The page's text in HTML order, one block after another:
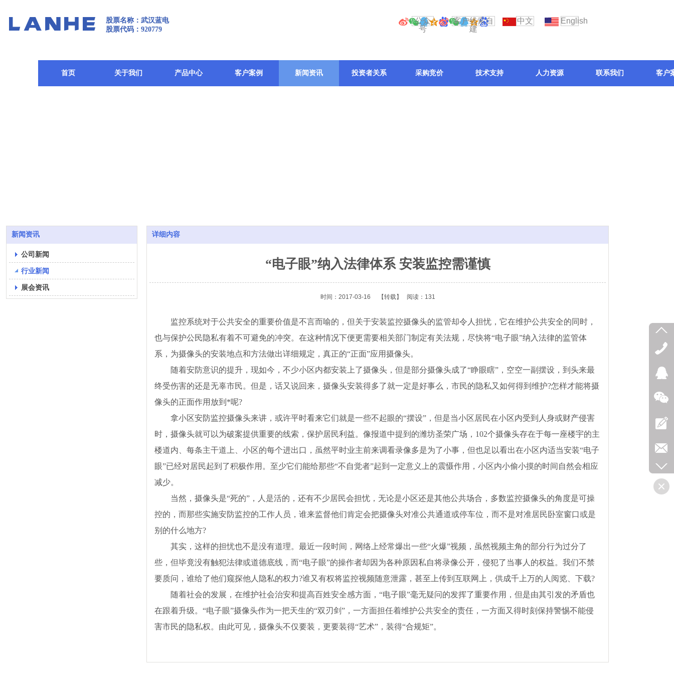
中文 English
股票名称：武汉蓝电
股票代码：920779
公众
号
客户线索自
建
首页 关于我们 产品中心 客户案例 新闻资讯 投资者关系 采购竞价 技术支持 人力资源 联系我们 客户
新闻资讯
公司新闻
行业新闻
展会资讯
详细内容
“电子眼”纳入法律体系 安装监控需谨慎
时间：2017-03-16 【转载】 阅读：131
监控系统对于公共安全的重要价值是不言而喻的，但关于安装监控摄像头的监管却令人担忧，它在维护公共安全的同时，
也与保护公民隐私有着不可避免的冲突。在这种情况下便更需要相关部门制定有关法规，尽快将“电子眼”纳入法律的监管体
系，为摄像头的安装地点和方法做出详细规定，真正的“正面”应用摄像头。
随着安防意识的提升，现如今，不少小区内都安装上了摄像头，但是部分摄像头成了“睁眼瞎”，空空一副摆设，到头来最
终受伤害的还是无辜市民。但是，话又说回来，摄像头安装得多了就一定是好事么，市民的隐私又如何得到维护?怎样才能将摄
像头的正面作用放到*呢?
拿小区安防监控摄像头来讲，或许平时看来它们就是一些不起眼的“摆设”，但是当小区居民在小区内受到人身或财产侵害
时，摄像头就可以为破案提供重要的线索，保护居民利益。像报道中提到的潍坊圣荣广场，102个摄像头存在于每一座楼宇的主
楼道内、每条主干道上、小区的每个进出口，虽然平时业主前来调看录像多是为了小事，但也足以看出在小区内适当安装“电子
眼”已经对居民起到了积极作用。至少它们能给那些“不自觉者”起到一定意义上的震慑作用，小区内小偷小摸的时间自然会相应
减少。
当然，摄像头是“死的”，人是活的，还有不少居民会担忧，无论是小区还是其他公共场合，多数监控摄像头的角度是可操
控的，而那些实施安防监控的工作人员，谁来监督他们肯定会把摄像头对准公共通道或停车位，而不是对准居民卧室窗口或是
别的什么地方?
其实，这样的担忧也不是没有道理。最近一段时间，网络上经常爆出一些“火爆”视频，虽然视频主角的部分行为过分了
些，但毕竟没有触犯法律或道德底线，而“电子眼”的操作者却因为各种原因私自将录像公开，侵犯了当事人的权益。我们不禁
要质问，谁给了他们窥探他人隐私的权力?谁又有权将监控视频随意泄露，甚至上传到互联网上，供成千上万的人阅览、下载?
随着社会的发展，在维护社会治安和提高百姓安全感方面，“电子眼”毫无疑问的发挥了重要作用，但是由其引发的矛盾也
在跟着升级。“电子眼”摄像头作为一把天生的“双刃剑”，一方面担任着维护公共安全的责任，一方面又得时刻保持警惕不能侵
害市民的隐私权。由此可见，摄像头不仅要装，更要装得“艺术”，装得“合规矩”。